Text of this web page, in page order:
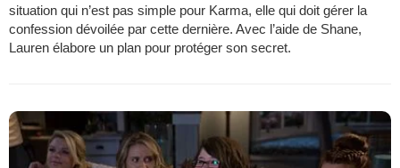
situation qui n’est pas simple pour Karma, elle qui doit gérer la
confession dévoilée par cette dernière. Avec l’aide de Shane,
Lauren élabore un plan pour protéger son secret.